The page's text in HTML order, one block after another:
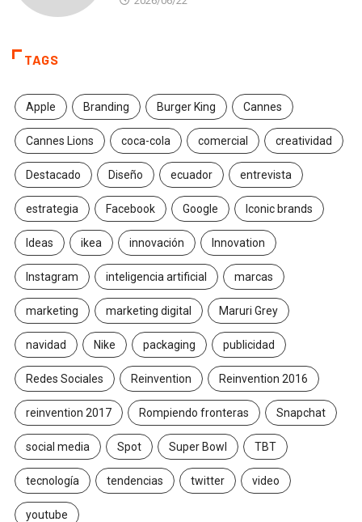
TAGS
Apple Branding Burger King Cannes
Cannes Lions coca-cola comercial creatividad
Destacado Diseño ecuador entrevista
estrategia Facebook Google Iconic brands
Ideas ikea innovación Innovation
Instagram inteligencia artificial marcas
marketing marketing digital Maruri Grey
navidad Nike packaging publicidad
Redes Sociales Reinvention Reinvention 2016
reinvention 2017 Rompiendo fronteras Snapchat
social media Spot Super Bowl TBT
tecnología tendencias twitter video
youtube